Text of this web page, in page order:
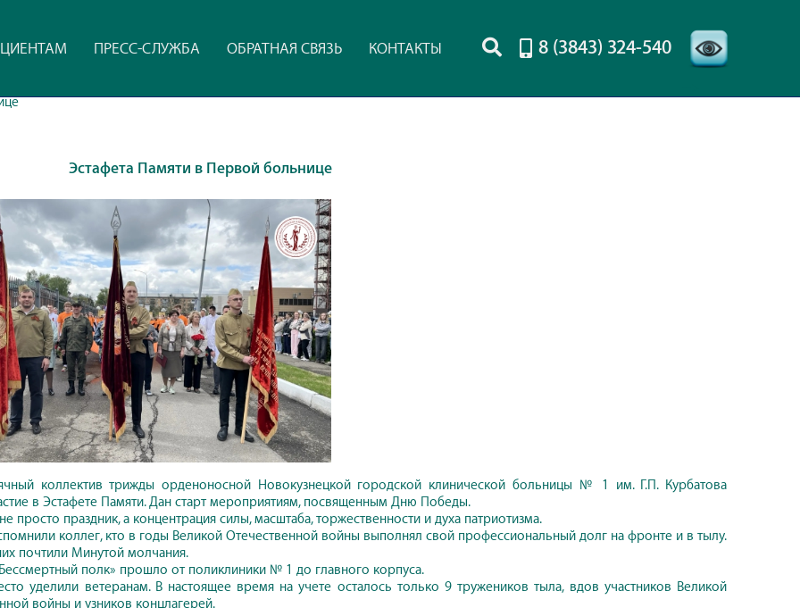
ПРЕСС-СЛУЖБА ОБРАТНАЯ СВЯЗЬ КОНТАКТЫ 8 (3843) 324-540
Эстафета Памяти в Первой больнице
коллектив трижды орденоносной Новокузнецкой городской клинической больницы № 1 им. Г.П. Курбатова
в Эстафете Памяти. Дан старт мероприятиям, посвященным Дню Победы.
просто праздник, а концентрация силы, масштаба, торжественности и духа патриотизма.
коллег, кто в годы Великой Отечественной войны выполнял свой профессиональный долг на фронте и в тылу.
почтили Минутой молчания.
полк» прошло от поликлиники № 1 до главного корпуса.
уделили ветеранам. В настоящее время на учете осталось только 9 тружеников тыла, вдов участников Великой
войны и узников концлагерей.